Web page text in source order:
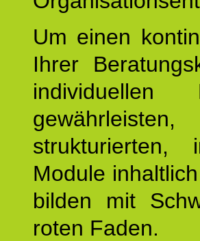
Um einen
Ihrer
individuellen
Module
bilden mit
roten Faden.